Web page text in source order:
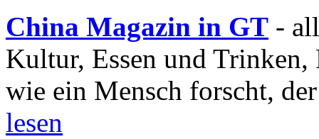
China Magazin in GT -
Kultur, Essen und
wie ein Mensch forscht,
lesen